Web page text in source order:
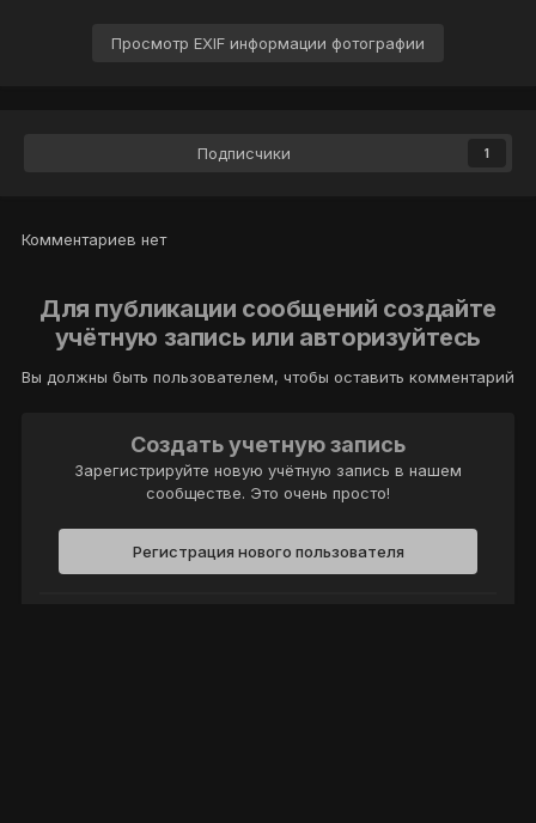
Просмотр EXIF информации фотографии
Подписчики 1
Комментариев нет
Для публикации сообщений создайте
учётную запись или авторизуйтесь
Вы должны быть пользователем, чтобы оставить комментарий
Создать учетную запись
Зарегистрируйте новую учётную запись в нашем
сообществе. Это очень просто!
Регистрация нового пользователя